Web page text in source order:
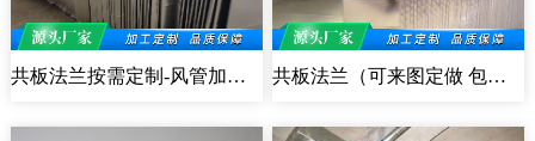
共板法兰按需定制-风管加工选择 共板法兰（可来图定做 包运）